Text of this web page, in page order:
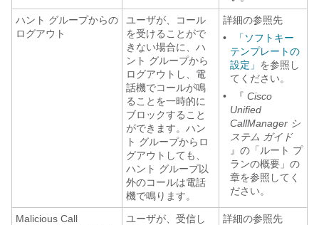
ハント グループからの
ログアウト
ユーザが、コール
を受けることがで
きない場合に、ハ
ント グループから
ログアウトし、電
話機でコールが鳴
ることを一時的に
ブロックすること
ができます。ハン
ト グループからロ
グアウトしても、
ハント グループ以
外のコールは電話
機で鳴ります。
詳細の参照先
•
「ソフトキー
テンプレートの
設定」 を参照し
てください。
•
『 Cisco
Unified
CallManager シ
ステム ガイド
』の「ルート プ
ランの概要」の
章を参照してく
ださい。
Malicious Call
ユーザが、受信し
詳細の参照先